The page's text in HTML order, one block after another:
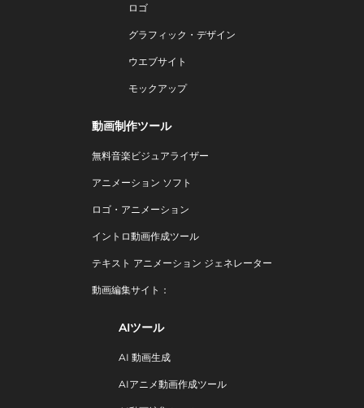
ロゴ
グラフィック・デザイン
ウエブサイト
モックアップ
動画制作ツール
無料音楽ビジュアライザー
アニメーション ソフト
ロゴ・アニメーション
イントロ動画作成ツール
テキスト アニメーション ジェネレーター
動画編集サイト：
AIツール
AI 動画生成
AIアニメ動画作成ツール